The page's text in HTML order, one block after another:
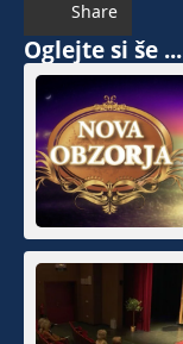
Share
Oglejte si še ...